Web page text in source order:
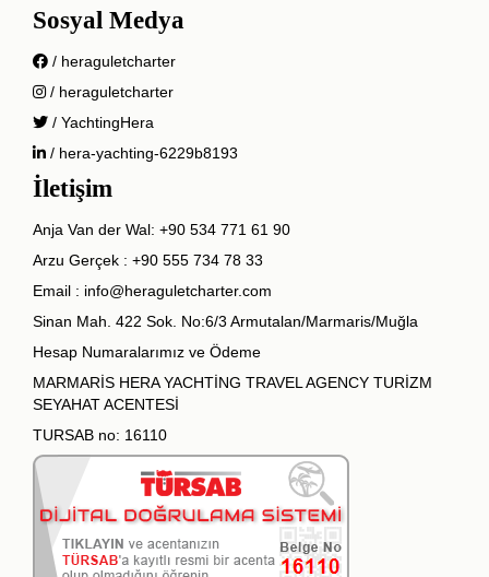
Sosyal Medya
/ heraguletcharter
/ heraguletcharter
/ YachtingHera
/ hera-yachting-6229b8193
İletişim
Anja Van der Wal: +90 534 771 61 90
Arzu Gerçek : +90 555 734 78 33
Email : info@heraguletcharter.com
Sinan Mah. 422 Sok. No:6/3 Armutalan/Marmaris/Muğla
Hesap Numaralarımız ve Ödeme
MARMARİS HERA YACHTİNG TRAVEL AGENCY TURİZM
SEYAHAT ACENTESİ
TURSAB no: 16110